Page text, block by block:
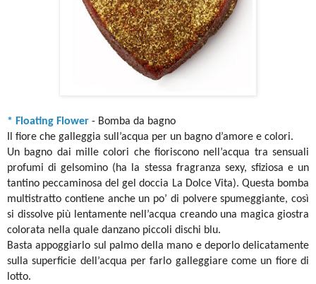
* Floating Flower - Bomba da bagno
Il fiore che galleggia sull’acqua per un bagno d’amore e colori.
Un bagno dai mille colori che fioriscono nell’acqua tra sensuali
profumi di gelsomino (ha la stessa fragranza sexy, sfiziosa e un
tantino peccaminosa del gel doccia La Dolce Vita). Questa bomba
multistratto contiene anche un po’ di polvere spumeggiante, così
si dissolve più lentamente nell’acqua creando una magica giostra
colorata nella quale danzano piccoli dischi blu.
Basta appoggiarlo sul palmo della mano e deporlo delicatamente
sulla superficie dell’acqua per farlo galleggiare come un fiore di
lotto.